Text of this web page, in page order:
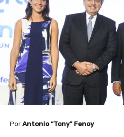
Por Antonio “Tony” Fenoy